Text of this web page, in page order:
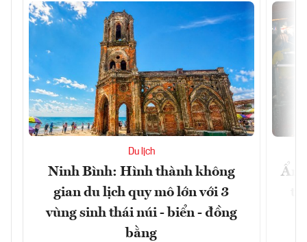
Du lịch
Ninh Bình: Hình thành không
gian du lịch quy mô lớn với 3
vùng sinh thái núi - biển - đồng
bằng
Ẩm